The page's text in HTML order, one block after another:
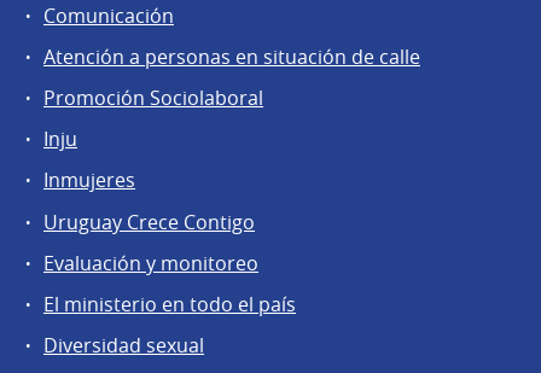
Comunicación
Atención a personas en situación de calle
Promoción Sociolaboral
Inju
Inmujeres
Uruguay Crece Contigo
Evaluación y monitoreo
El ministerio en todo el país
Diversidad sexual